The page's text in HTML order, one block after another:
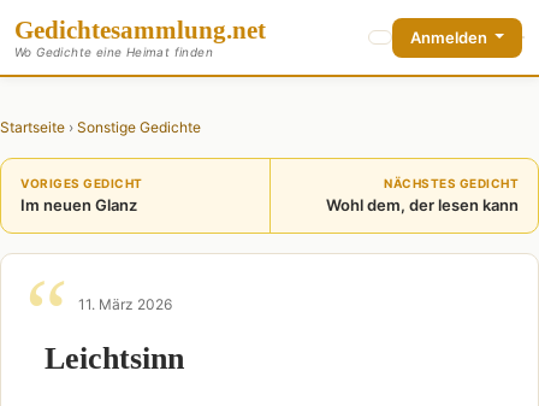
Gedichtesammlung.net
Wo Gedichte eine Heimat finden
Anmelden
Startseite › Sonstige Gedichte
VORIGES GEDICHT
Im neuen Glanz
NÄCHSTES GEDICHT
Wohl dem, der lesen kann
11. März 2026
Leichtsinn